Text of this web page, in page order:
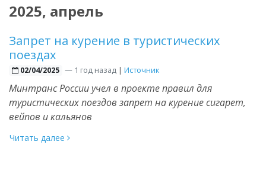
2025, апрель
Запрет на курение в туристических
поездах
02/04/2025 —1 год назад | Источник
Минтранс России учел в проекте правил для
туристических поездов запрет на курение сигарет,
вейпов и кальянов
Читать далее